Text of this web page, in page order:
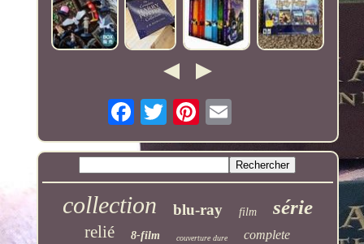
collection blu-ray film série
relié 8-film couverture dure complete